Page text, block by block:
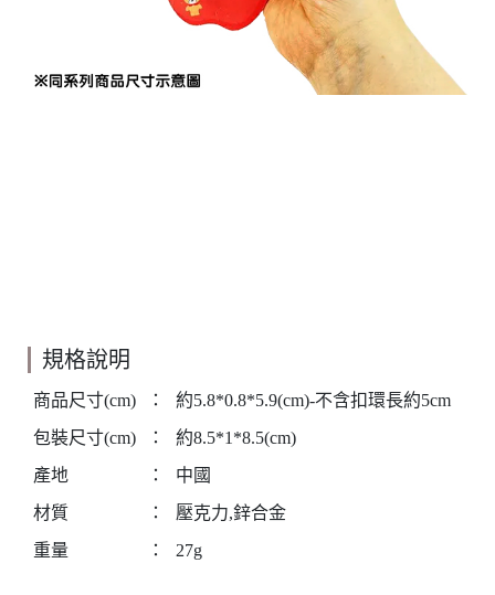
規格說明
商品尺寸(cm) ：
約5.8*0.8*5.9(cm)-不含扣環長約5cm
包裝尺寸(cm)
：
約8.5*1*8.5(cm)
產地
：
中國
材質
：
壓克力,鋅合金
重量
： 27g